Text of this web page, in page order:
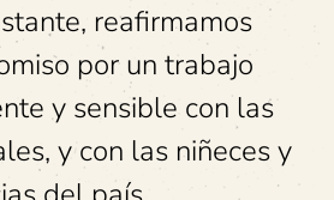
reafirmamos
por un trabajo
y sensible con las
y con las niñeces y